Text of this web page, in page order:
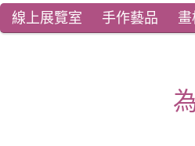
線上展覽室 手作藝品 畫